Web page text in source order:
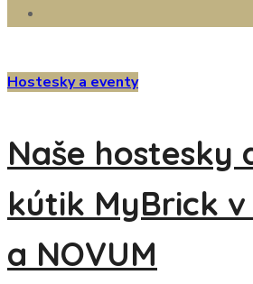
Hostesky a eventy
Naše hostesky
kútik MyBrick v
a NOVUM